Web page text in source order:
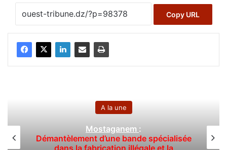
Copy URL
A la une
Mostaganem :
Démantèlement d’une bande spécialisée
dans la fabrication illégale et la